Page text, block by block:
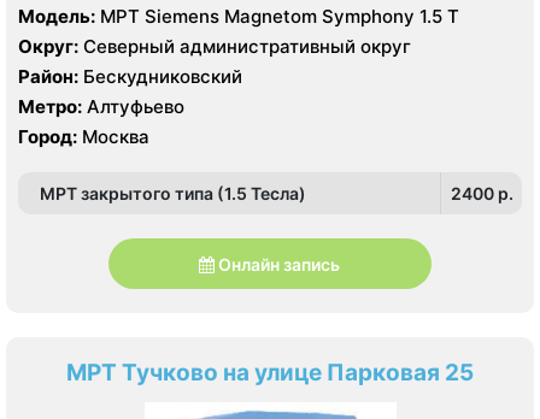
Модель:
МРТ Siemens Magnetom Symphony 1.5 Т
Округ: Северный административный округ
Район: Бескудниковский
Метро: Алтуфьево
Город: Москва
МРТ закрытого типа (1.5 Тесла) 2400 p.
Онлайн запись
МРТ Тучково на улице Парковая 25